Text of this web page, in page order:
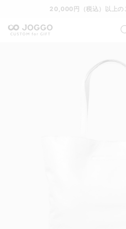
20,000円（税込）以上の